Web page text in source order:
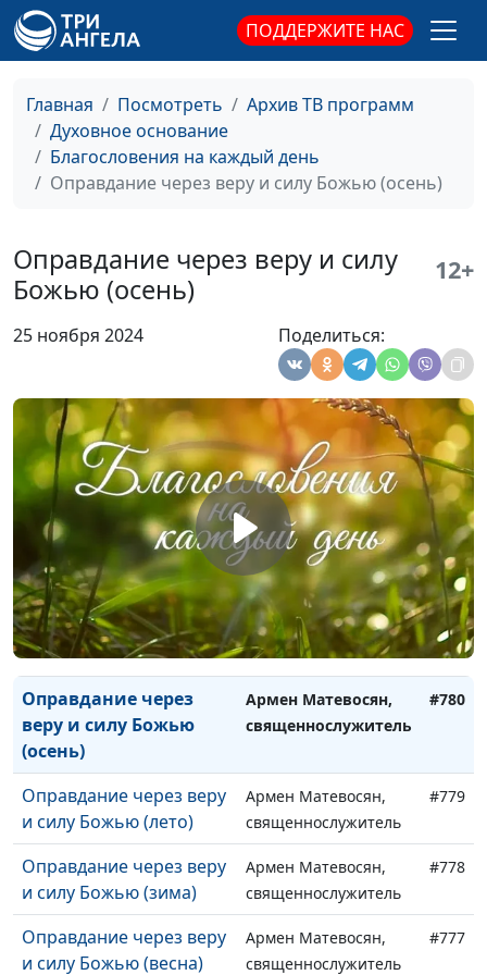
ПОДДЕРЖИТЕ НАС
Главная Посмотреть
Архив ТВ программ
Духовное основание
Благословения на каждый день
Оправдание через веру и силу Божью (осень)
Оправдание через веру и силу
Божью (осень)
12+
25 ноября 2024 Поделиться:
верных (зима)
священнослужитель
Сила Бога в жизни
Армен Матевосян,
#789
Пламя Божьей любви
(осень)
священнослужитель
Пламя Божьей любви
(зима)
Армен Матевосян,
#786
Пламя Божьей любви
Армен Матевосян,
священнослужитель
#785
Бог будущей славы и
надежды (осень)
Армен Матевосян,
священнослужитель
#784
Бог будущей славы и
надежды (лето)
Армен Матевосян,
священнослужитель
#783
Бог будущей славы и
надежды (зима)
Армен Матевосян,
священнослужитель
#782
Бог будущей славы и
надежды (весна)
Армен Матевосян,
священнослужитель
#781
Оправдание через
веру и силу Божью
(осень)
Армен Матевосян,
священнослужитель
#780
Оправдание через веру
и силу Божью (лето)
Армен Матевосян,
священнослужитель
#779
Оправдание через веру
и силу Божью (зима)
Армен Матевосян,
священнослужитель
#778
Оправдание через веру
и силу Божью (весна)
Армен Матевосян,
священнослужитель
#777